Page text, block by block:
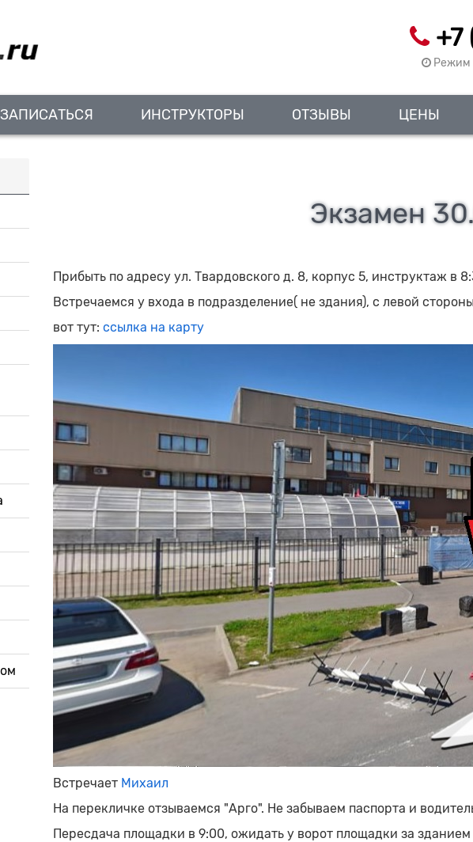
+7
Режим
ЗАПИСАТЬСЯ ИНСТРУКТОРЫ ОТЗЫВЫ ЦЕНЫ
Экзамен
Прибыть по адресу ул. Твардовского д. 8, корпус 5, инструктаж в
Встречаемся у входа в подразделение( не здания), с левой
вот тут: ссылка на карту
Встречает Михаил
На перекличке отзываемся "Арго". Не забываем паспорта и
Пересдача площадки в 9:00, ожидать у ворот площадки за